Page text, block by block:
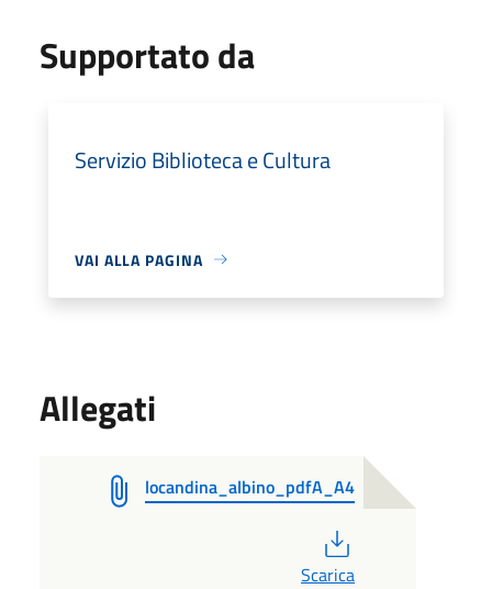
Supportato da
Servizio Biblioteca e Cultura
VAI ALLA PAGINA
Allegati
locandina_albino_pdfA_A4
Scarica